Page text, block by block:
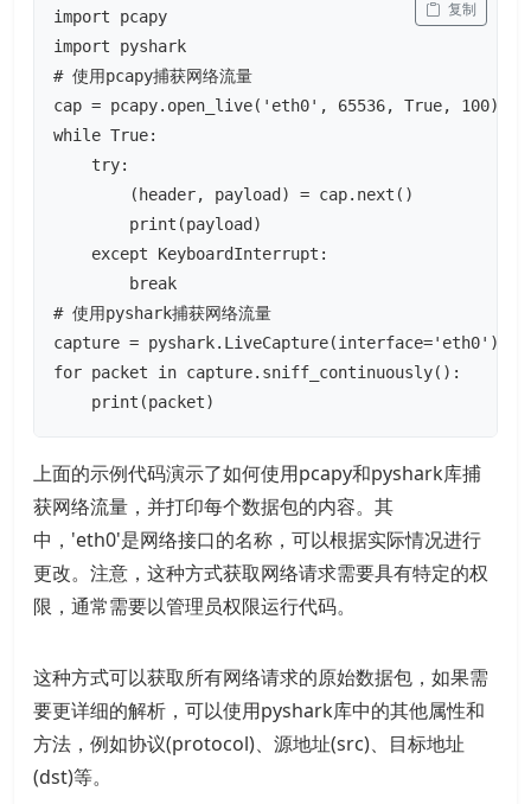
import pcapy
import pyshark
# 使用pcapy捕获网络流量
cap = pcapy.open_live('eth0', 65536, True, 100)
while True:
try:
(header, payload) = cap.next()
print(payload)
except KeyboardInterrupt:
break
# 使用pyshark捕获网络流量
capture = pyshark.LiveCapture(interface='eth0')
for packet in capture.sniff_continuously():
print(packet)
复制
上面的示例代码演示了如何使用pcapy和pyshark库捕
获网络流量，并打印每个数据包的内容。其
中，'eth0'是网络接口的名称，可以根据实际情况进行
更改。注意，这种方式获取网络请求需要具有特定的权
限，通常需要以管理员权限运行代码。
这种方式可以获取所有网络请求的原始数据包，如果需
要更详细的解析，可以使用pyshark库中的其他属性和
方法，例如协议(protocol)、源地址(src)、目标地址
(dst)等。